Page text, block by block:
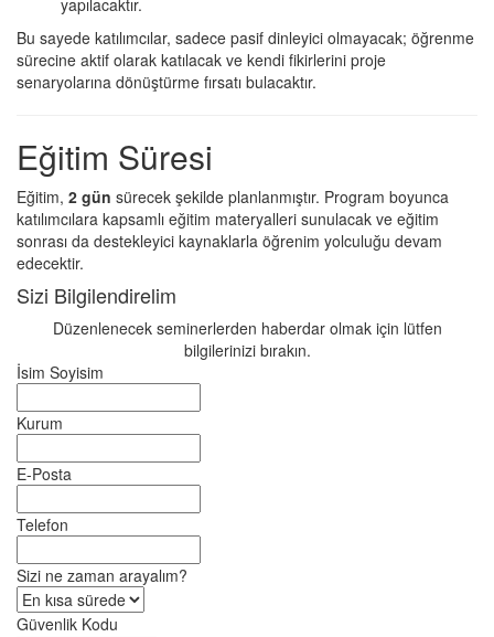
yapılacaktır.
Bu sayede katılımcılar, sadece pasif dinleyici olmayacak; öğrenme
sürecine aktif olarak katılacak ve kendi fikirlerini proje
senaryolarına dönüştürme fırsatı bulacaktır.
Eğitim Süresi
Eğitim, 2 gün sürecek şekilde planlanmıştır. Program boyunca
katılımcılara kapsamlı eğitim materyalleri sunulacak ve eğitim
sonrası da destekleyici kaynaklarla öğrenim yolculuğu devam
edecektir.
Sizi Bilgilendirelim
Düzenlenecek seminerlerden haberdar olmak için lütfen
bilgilerinizi bırakın.
İsim Soyisim
Kurum
E-Posta
Telefon
Sizi ne zaman arayalım?
Güvenlik Kodu